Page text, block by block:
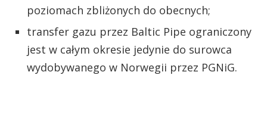
poziomach zbliżonych do obecnych;
transfer gazu przez Baltic Pipe ograniczony
jest w całym okresie jedynie do surowca
wydobywanego w Norwegii przez PGNiG.